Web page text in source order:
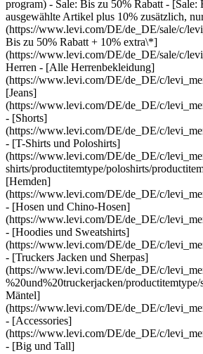
program) - Sale: Bis zu 50% Rabatt - [Sale:
ausgewählte Artikel plus 10% zusätzlich,
(https://www.levi.com/DE/de_DE/sale/c/
Bis zu 50% Rabatt + 10% extra\*]
(https://www.levi.com/DE/de_DE/sale/c/
Herren - [Alle Herrenbekleidung]
(https://www.levi.com/DE/de_DE/c/
[Jeans]
(https://www.levi.com/DE/de_DE/c/
- [Shorts]
(https://www.levi.com/DE/de_DE/c/
- [T-Shirts und Poloshirts]
(https://www.levi.com/DE/de_DE/c/
shirts/productitemtype/poloshirts/
[Hemden]
(https://www.levi.com/DE/de_DE/c/
- [Hosen und Chino-Hosen]
(https://www.levi.com/DE/de_DE/c/
- [Hoodies und Sweatshirts]
(https://www.levi.com/DE/de_DE/c/
- [Truckers Jacken und Sherpas]
(https://www.levi.com/DE/de_DE/c/
%20und%20truckerjacken/productitemtype/
Mäntel]
(https://www.levi.com/DE/de_DE/c/
- [Accessories]
(https://www.levi.com/DE/de_DE/c/
- [Big und Tall]